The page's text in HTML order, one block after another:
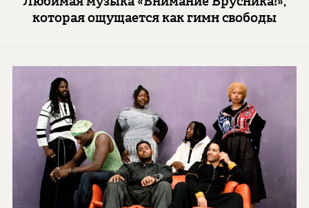
которая ощущается как гимн свободы